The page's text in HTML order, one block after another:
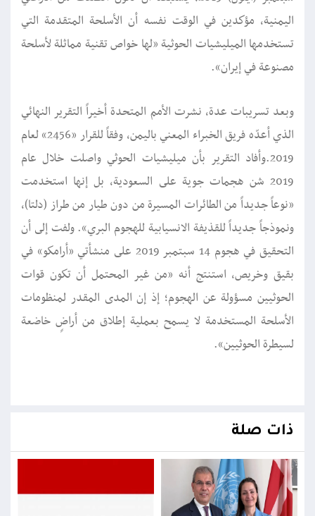
اليمنية، مؤكدين في الوقت نفسه أن الأسلحة المتقدمة التي
تستخدمها الميليشيات الحوثية «لها خواص تقنية مماثلة لأسلحة
مصنوعة في إيران».
وبعد تسريبات عدة، نشرت الأمم المتحدة أخيراً التقرير النهائي
الذي أعدّه فريق الخبراء المعني باليمن، وفقاً للقرار «2456» لعام
2019.وأفاد التقرير بأن ميليشيات الحوثي واصلت خلال عام
2019 شن هجمات جوية على السعودية، بل إنها استخدمت
«نوعاً جديداً من الطائرات المسيرة من دون طيار من طراز (دلتا)،
ونموذجاً جديداً للقذيفة الانسيابية للهجوم البري». ولفت إلى أن
التحقيق في هجوم 14 سبتمبر 2019 على منشأتي «أرامكو» في
بقيق وخريص، استنتج أنه «من غير المحتمل أن تكون قوات
الحوثيين مسؤولة عن الهجوم؛ إذ إن المدى المقدر لمنظومات
الأسلحة المستخدمة لا يسمح بعملية إطلاق من أراضٍ خاضعة
لسيطرة الحوثيين».
ذات صلة